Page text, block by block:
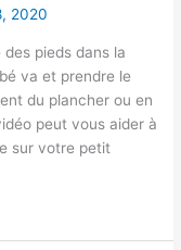
2020
des pieds dans la
va et prendre le
du plancher ou en
peut vous aider à
sur votre petit